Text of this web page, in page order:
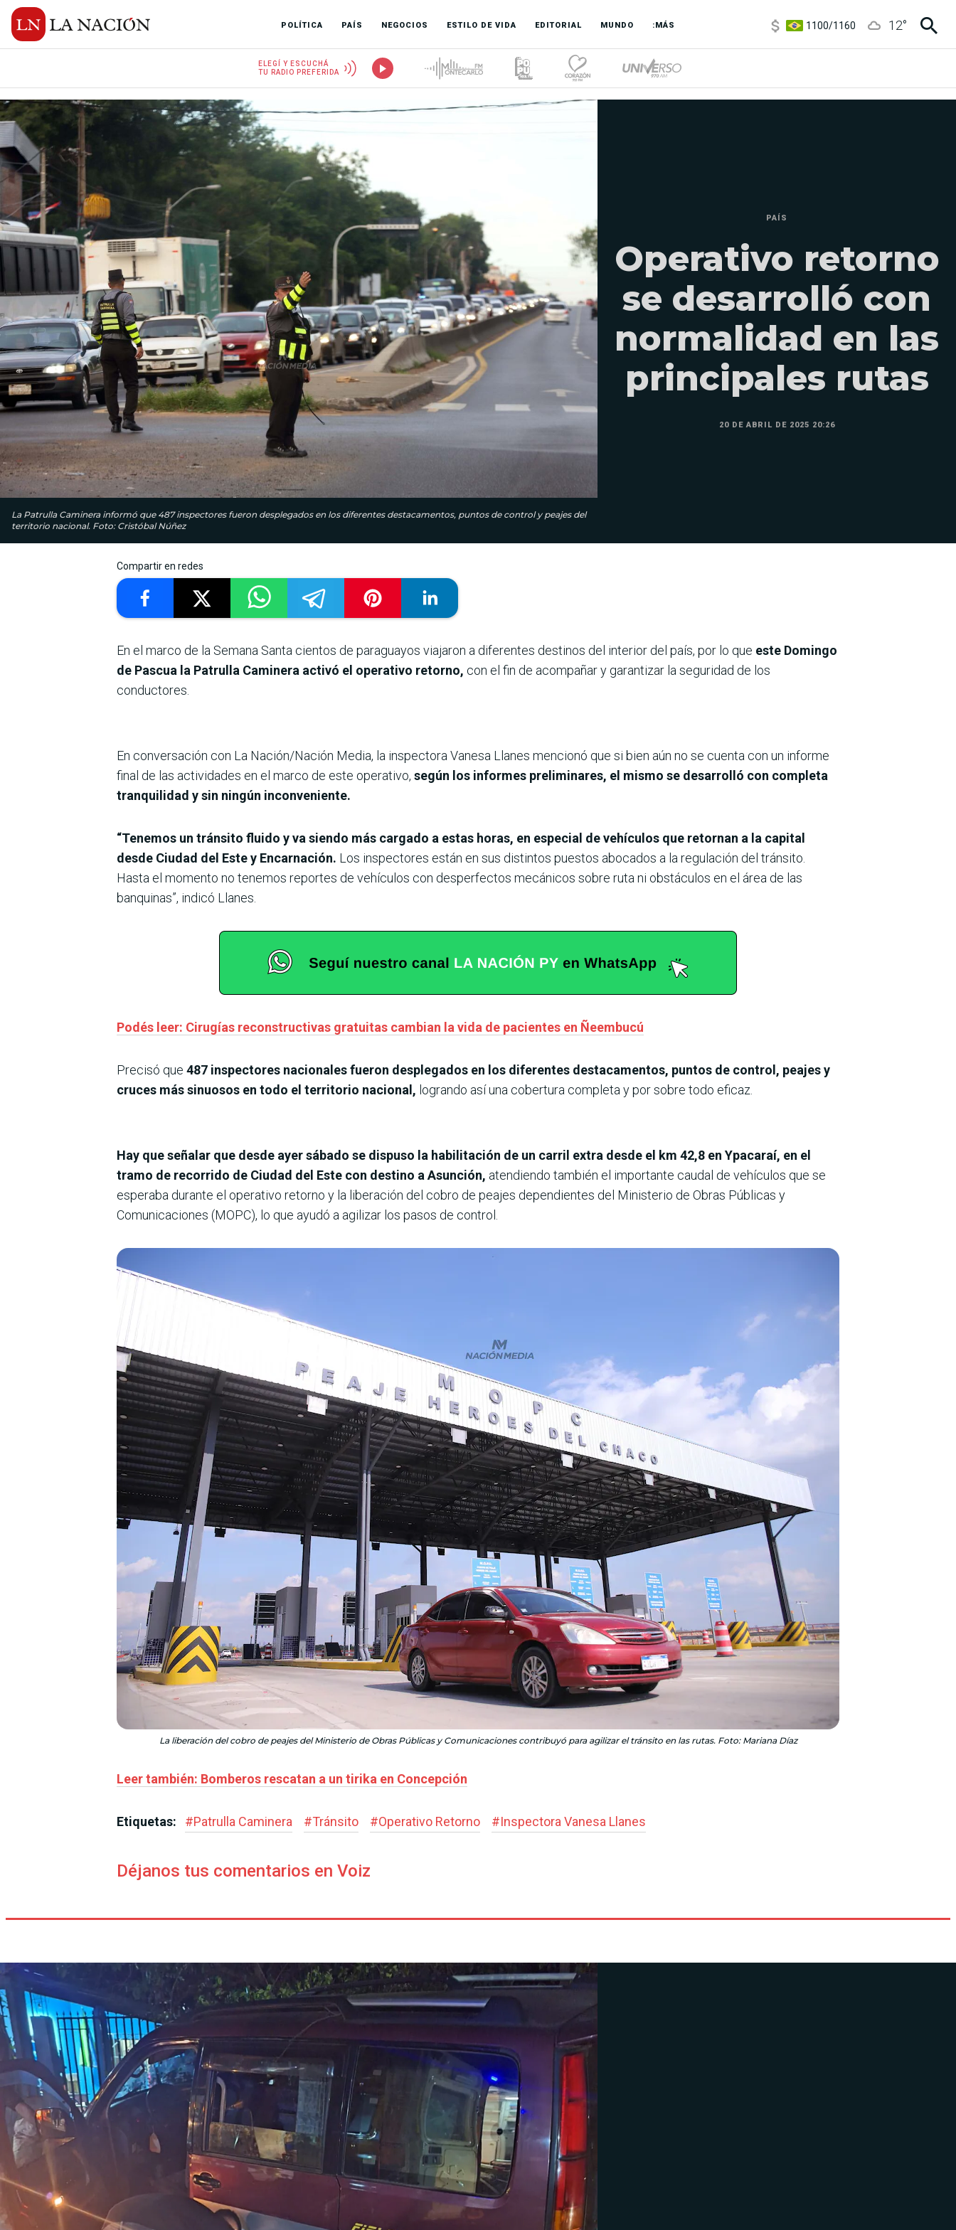
POLÍTICA PAÍS NEGOCIOS ESTILO DE VIDA EDITORIAL MUNDO :MÁS
3,8/4
12°
ELEGÍ Y ESCUCHÁ
TU RADIO PREFERIDA
La Patrulla Caminera informó que 487 inspectores fueron desplegados en los diferentes destacamentos, puntos de control y peajes del
territorio nacional. Foto: Cristóbal Núñez
PAÍS
Operativo retorno
se desarrolló con
normalidad en las
principales rutas
20 DE ABRIL DE 2025 20:26
Compartir en redes
En el marco de la Semana Santa cientos de paraguayos viajaron a diferentes destinos del interior del país, por lo que este Domingo
de Pascua la Patrulla Caminera activó el operativo retorno, con el fin de acompañar y garantizar la seguridad de los
conductores.
En conversación con La Nación/Nación Media, la inspectora Vanesa Llanes mencionó que si bien aún no se cuenta con un informe
final de las actividades en el marco de este operativo, según los informes preliminares, el mismo se desarrolló con completa
tranquilidad y sin ningún inconveniente.
“Tenemos un tránsito fluido y va siendo más cargado a estas horas, en especial de vehículos que retornan a la capital
desde Ciudad del Este y Encarnación. Los inspectores están en sus distintos puestos abocados a la regulación del tránsito.
Hasta el momento no tenemos reportes de vehículos con desperfectos mecánicos sobre ruta ni obstáculos en el área de las
banquinas”, indicó Llanes.
Podés leer: Cirugías reconstructivas gratuitas cambian la vida de pacientes en Ñeembucú
Precisó que 487 inspectores nacionales fueron desplegados en los diferentes destacamentos, puntos de control, peajes y
cruces más sinuosos en todo el territorio nacional, logrando así una cobertura completa y por sobre todo eficaz.
Hay que señalar que desde ayer sábado se dispuso la habilitación de un carril extra desde el km 42,8 en Ypacaraí, en el
tramo de recorrido de Ciudad del Este con destino a Asunción, atendiendo también el importante caudal de vehículos que se
esperaba durante el operativo retorno y la liberación del cobro de peajes dependientes del Ministerio de Obras Públicas y
Comunicaciones (MOPC), lo que ayudó a agilizar los pasos de control.
La liberación del cobro de peajes del Ministerio de Obras Públicas y Comunicaciones contribuyó para agilizar el tránsito en las rutas. Foto: Mariana Díaz
Leer también: Bomberos rescatan a un tirika en Concepción
Etiquetas: #Patrulla Caminera #Tránsito #Operativo Retorno #Inspectora Vanesa Llanes
Déjanos tus comentarios en Voiz